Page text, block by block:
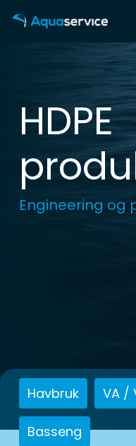
HDPE
Engineering og
Havbruk VA /
Basseng